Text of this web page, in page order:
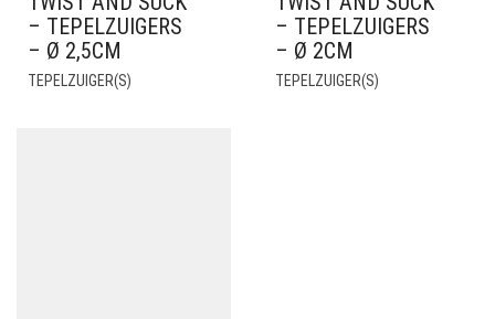
– TEPELZUIGERS
– Ø 2,5CM
TEPELZUIGER(S)
– TEPELZUIGERS
– Ø 2CM
TEPELZUIGER(S)